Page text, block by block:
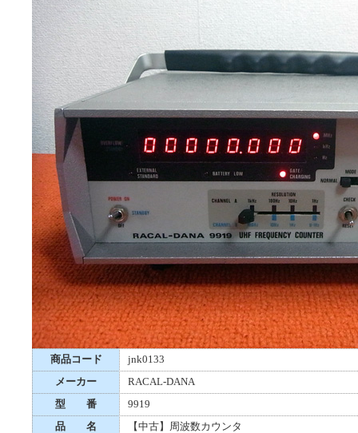
商品コード
jnk0133
メーカー
RACAL-DANA
型 番
9919
品 名
【中古】周波数カウンタ